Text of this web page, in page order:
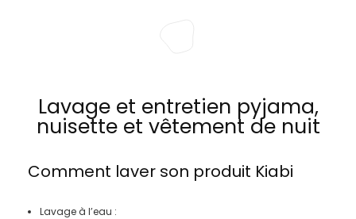
Lavage et entretien pyjama,
nuisette et vêtement de nuit
Comment laver son produit Kiabi
Lavage à l’eau :